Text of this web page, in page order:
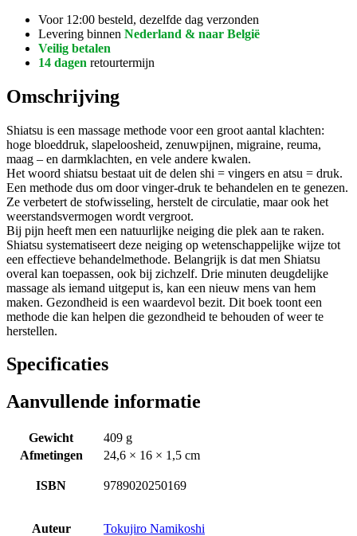
Voor 12:00 besteld, dezelfde dag verzonden
Levering binnen Nederland & naar België
Veilig betalen
14 dagen retourtermijn
Omschrijving
Shiatsu is een massage methode voor een groot aantal klachten:
hoge bloeddruk, slapeloosheid, zenuwpijnen, migraine, reuma,
maag – en darmklachten, en vele andere kwalen.
Het woord shiatsu bestaat uit de delen shi = vingers en atsu = druk.
Een methode dus om door vinger-druk te behandelen en te genezen.
Ze verbetert de stofwisseling, herstelt de circulatie, maar ook het
weerstandsvermogen wordt vergroot.
Bij pijn heeft men een natuurlijke neiging die plek aan te raken.
Shiatsu systematiseert deze neiging op wetenschappelijke wijze tot
een effectieve behandelmethode. Belangrijk is dat men Shiatsu
overal kan toepassen, ook bij zichzelf. Drie minuten deugdelijke
massage als iemand uitgeput is, kan een nieuw mens van hem
maken. Gezondheid is een waardevol bezit. Dit boek toont een
methode die kan helpen die gezondheid te behouden of weer te
herstellen.
Specificaties
Aanvullende informatie
Gewicht
409 g
Afmetingen
24,6 × 16 × 1,5 cm
ISBN 9789020250169
Auteur Tokujiro Namikoshi